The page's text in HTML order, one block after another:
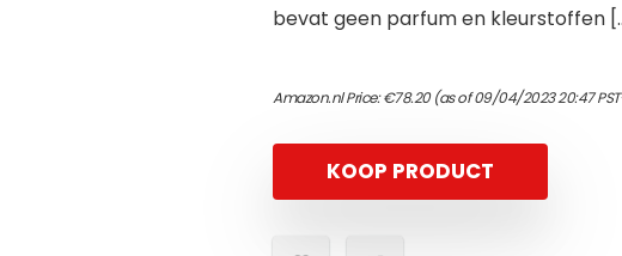
bevat geen parfum en kleurstoffen
Amazon.nl Price:€78.20(as of 09/04/2023 20:47
KOOP PRODUCT